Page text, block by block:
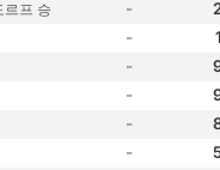
르프 승 -
-
-
-
-
-